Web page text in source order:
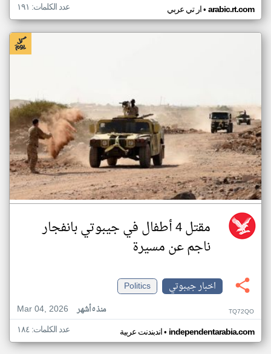
ار تي عربي• arabic.rt.com عدد الكلمات: ١٩١
مقتل 4 أطفال في جيبوتي بانفجار
ناجم عن مسيرة
اخبار جيبوتي
Politics
Mar 04, 2026
منذ ٥ أشهر TQ72QO
اندبندنت عربية• independentarabia.com عدد الكلمات: ١٨٤